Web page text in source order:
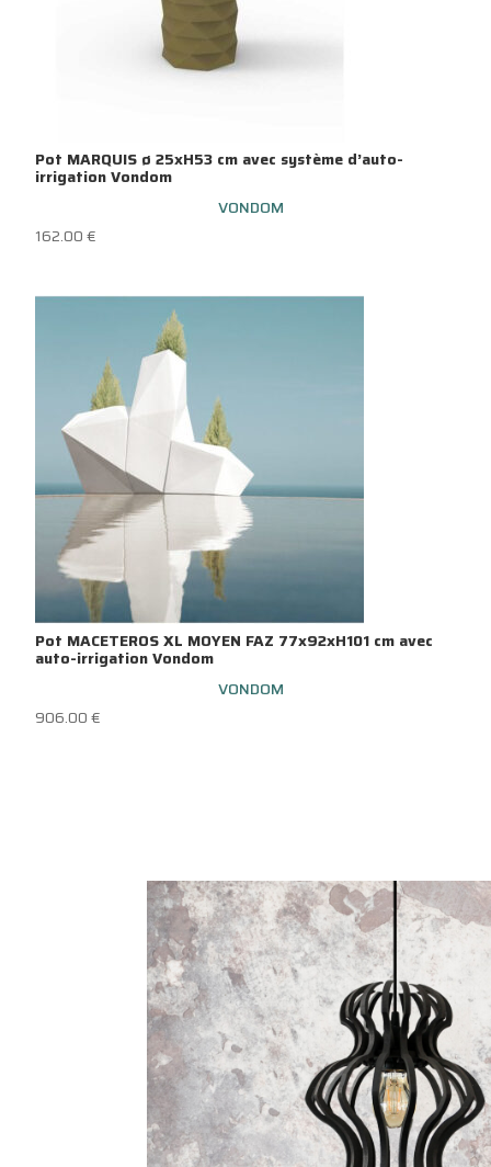
Pot MARQUIS ø 25xH53 cm avec système d’auto-
irrigation Vondom
VONDOM
162.00€
Pot MACETEROS XL MOYEN FAZ 77x92xH101 cm avec
auto-irrigation Vondom
VONDOM
906.00€